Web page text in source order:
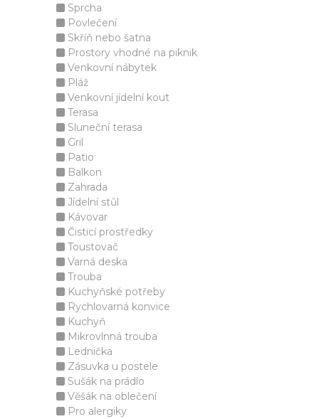
Sprcha
Povlečení
Skříň nebo šatna
Prostory vhodné na piknik
Venkovní nábytek
Pláž
Venkovní jídelní kout
Terasa
Sluneční terasa
Gril
Patio
Balkon
Zahrada
Jídelní stůl
Kávovar
Čisticí prostředky
Toustovač
Varná deska
Trouba
Kuchyňské potřeby
Rychlovarná konvice
Kuchyň
Mikrovlnná trouba
Lednička
Zásuvka u postele
Sušák na prádlo
Věšák na oblečení
Pro alergiky